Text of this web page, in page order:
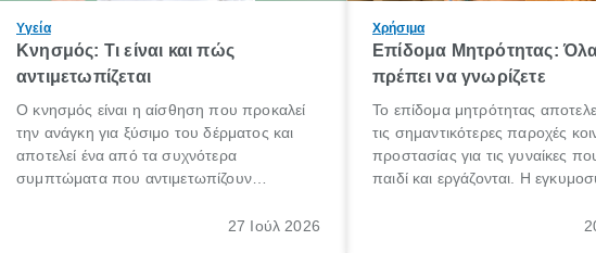
Υγεία
Κνησμός: Τι είναι και πώς
αντιμετωπίζεται
Ο κνησμός είναι η αίσθηση που προκαλεί
την ανάγκη για ξύσιμο του δέρματος και
αποτελεί ένα από τα συχνότερα
συμπτώματα που αντιμετωπίζουν
πληροφορίες για το «κνησμός τι είναι»,
27 Ιούλ 2026
Χρήσιμα
Επίδομα Μητρότητας:
πρέπει να γνωρίζετε
Το επίδομα μητρότητας
τις σημαντικότερες παροχές
προστασίας για τις γυναίκες
παιδί και εργάζονται. Η
σημαντική περίοδος στη ζωή